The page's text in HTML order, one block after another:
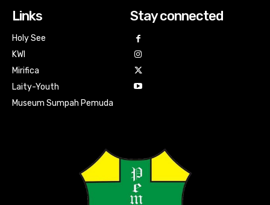
Links
Holy See
KWI
Mirifica
Laity-Youth
Museum Sumpah Pemuda
Stay connected